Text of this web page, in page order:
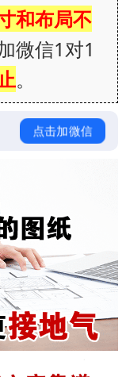
和布局不
微信1对1
。
点击加微信